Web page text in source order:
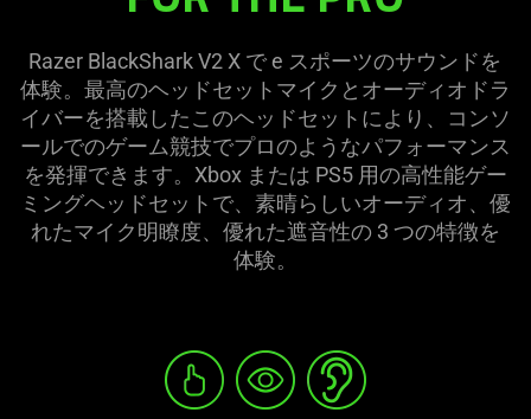
Razer BlackShark V2 X で e スポーツのサウンドを
体験。最高のヘッドセットマイクとオーディオドラ
イバーを搭載したこのヘッドセットにより、コンソ
ールでのゲーム競技でプロのようなパフォーマンス
を発揮できます。Xbox または PS5 用の高性能ゲー
ミングヘッドセットで、素晴らしいオーディオ、優
れたマイク明瞭度、優れた遮音性の 3 つの特徴を
体験。